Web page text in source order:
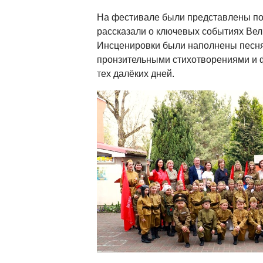
На фестивале были представлены
рассказали о ключевых событиях
Инсценировки были наполнены
пронзительными стихотворениями
тех далёких дней.